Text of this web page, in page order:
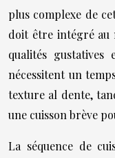
plus complexe de
doit être intégré au
qualités gustatives
nécessitent un
texture al dente,
une cuisson brève
La séquence de